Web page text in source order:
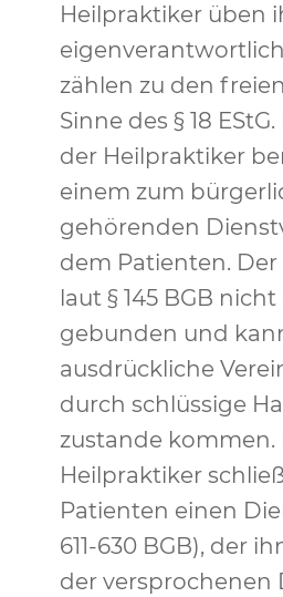
Heilpraktiker üben
zählen zu den
Sinne des § 18
der Heilpraktiker
einem zum
gehörenden
dem Patienten.
laut § 145 BGB
gebunden und
ausdrückliche
durch schlüssige
zustande kommen.
Heilpraktiker
Patienten einen
611-630 BGB), der
der versprochenen